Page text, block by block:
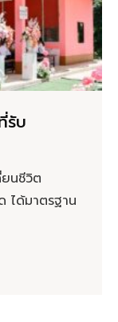
รับ
นชีวิต
ได้มาตรฐาน